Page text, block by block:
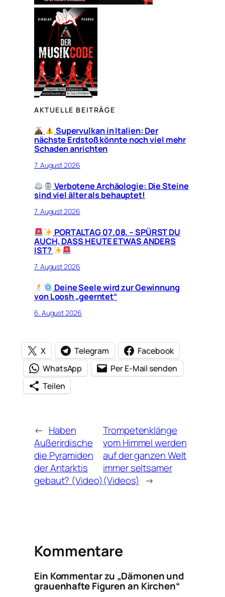
AKTUELLE BEITRÄGE
Supervulkan in Italien: Der
nächste Erdstoß könnte noch viel mehr
Schaden anrichten
7. August 2026
Verbotene Archäologie: Die Steine
sind viel älter als behauptet!
7. August 2026
PORTALTAG 07.08. – SPÜRST DU
AUCH, DASS HEUTE ETWAS ANDERS
IST?
7. August 2026
Deine Seele wird zur Gewinnung
von Loosh „geerntet“
6. August 2026
X Telegram
Facebook
WhatsApp
Per E-Mail senden
Teilen
← Haben
Außerirdische
die Pyramiden
der Antarktis
gebaut? (Video)
Trompetenklänge
vom Himmel werden
auf der ganzen Welt
immer seltsamer
(Videos) →
Kommentare
Ein Kommentar zu „Dämonen und
grauenhafte Figuren an Kirchen“